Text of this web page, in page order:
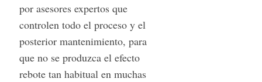
por asesores expertos que
controlen todo el proceso y el
posterior mantenimiento, para
que no se produzca el efecto
rebote tan habitual en muchas